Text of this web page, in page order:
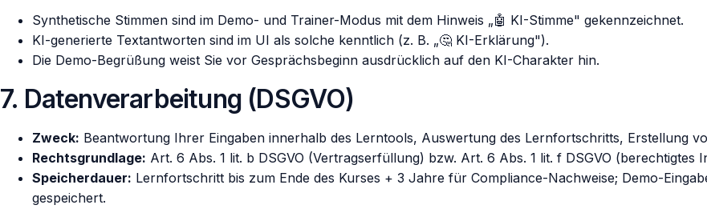
Synthetische Stimmen sind im Demo- und Trainer-Modus mit dem Hinweis „🤖 KI-Stimme" gekennzeichnet.
KI-generierte Textantworten sind im UI als solche kenntlich (z. B. „🤔 KI-Erklärung").
Die Demo-Begrüßung weist Sie vor Gesprächsbeginn ausdrücklich auf den KI-Charakter hin.
7. Datenverarbeitung (DSGVO)
Zweck: Beantwortung Ihrer Eingaben innerhalb des Lerntools, Auswertung des Lernfortschritts, Erstellung
Rechtsgrundlage: Art. 6 Abs. 1 lit. b DSGVO (Vertragserfüllung) bzw. Art. 6 Abs. 1 lit. f DSGVO (berechtigtes
Speicherdauer: Lernfortschritt bis zum Ende des Kurses + 3 Jahre für Compliance-Nachweise; Demo-
gespeichert.